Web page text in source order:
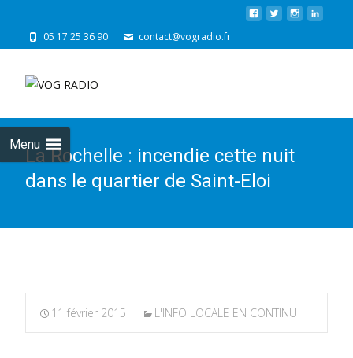
05 17 25 36 90 contact@vogradio.fr
Menu
La Rochelle : incendie cette nuit
dans le quartier de Saint-Eloi
11 février 2015 L'INFO LOCALE EN CONTINU